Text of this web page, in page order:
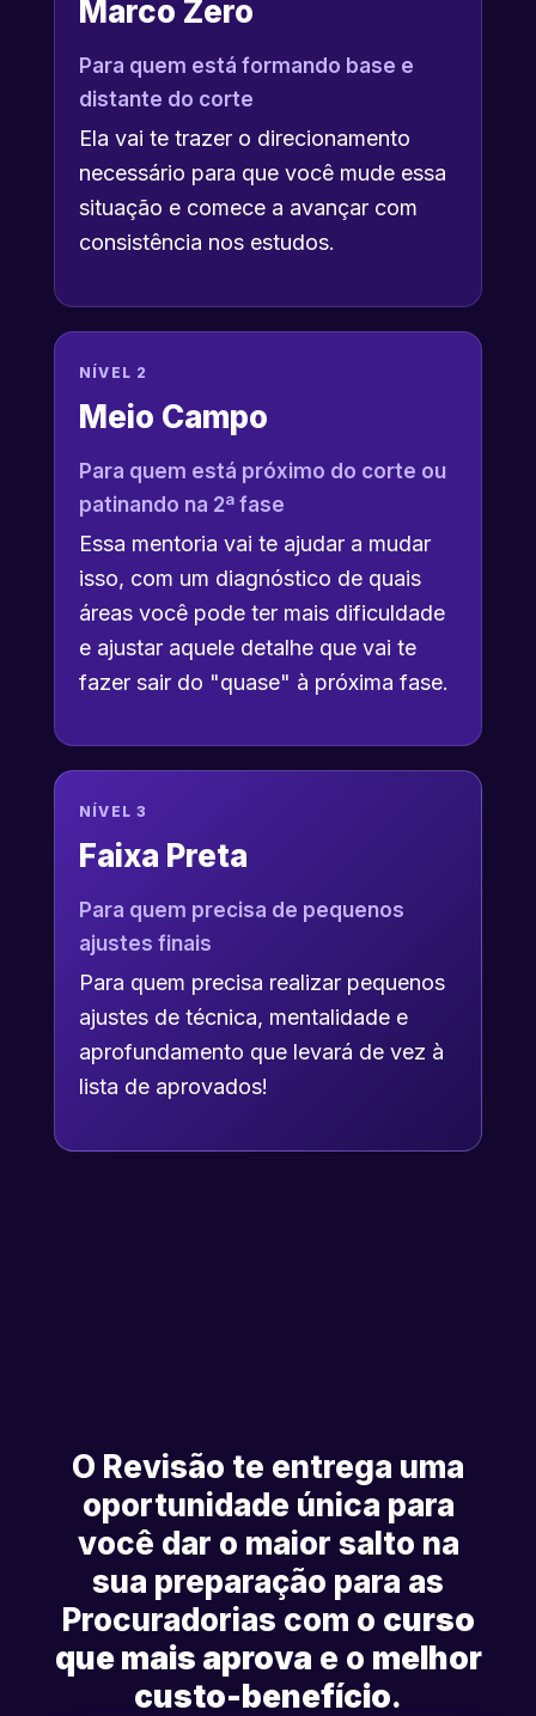
Marco Zero
Para quem está formando base e
distante do corte
Ela vai te trazer o direcionamento
necessário para que você mude essa
situação e comece a avançar com
consistência nos estudos.
NÍVEL 2
Meio Campo
Para quem está próximo do corte ou
patinando na 2ª fase
Essa mentoria vai te ajudar a mudar
isso, com um diagnóstico de quais
áreas você pode ter mais dificuldade
e ajustar aquele detalhe que vai te
fazer sair do "quase" à próxima fase.
NÍVEL 3
Faixa Preta
Para quem precisa de pequenos
ajustes finais
Para quem precisa realizar pequenos
ajustes de técnica, mentalidade e
aprofundamento que levará de vez à
lista de aprovados!
O Revisão te entrega uma
oportunidade única para
você dar o maior salto na
sua preparação para as
Procuradorias com o curso
que mais aprova e o melhor
custo-benefício.